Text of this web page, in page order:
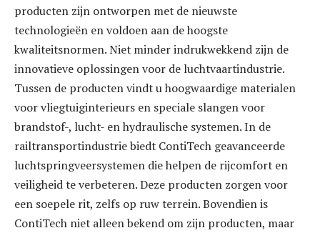
producten zijn ontworpen met de nieuwste
technologieën en voldoen aan de hoogste
kwaliteitsnormen. Niet minder indrukwekkend zijn de
innovatieve oplossingen voor de luchtvaartindustrie.
Tussen de producten vindt u hoogwaardige materialen
voor vliegtuiginterieurs en speciale slangen voor
brandstof-, lucht- en hydraulische systemen. In de
railtransportindustrie biedt ContiTech geavanceerde
luchtspringveersystemen die helpen de rijcomfort en
veiligheid te verbeteren. Deze producten zorgen voor
een soepele rit, zelfs op ruw terrein. Bovendien is
ContiTech niet alleen bekend om zijn producten, maar